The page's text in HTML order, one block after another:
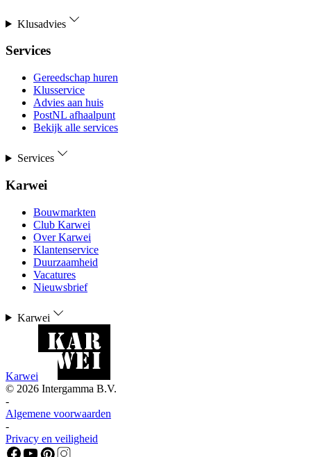
Klusadvies
Services
Gereedschap huren
Klusservice
Advies aan huis
PostNL afhaalpunt
Bekijk alle services
Services
Karwei
Bouwmarkten
Club Karwei
Over Karwei
Klantenservice
Duurzaamheid
Vacatures
Nieuwsbrief
Karwei
Karwei
© 2026 Intergamma B.V.
-
Algemene voorwaarden
-
Privacy en veiligheid